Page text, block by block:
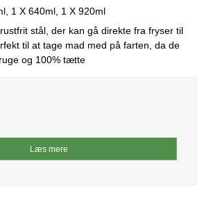
1 X 640ml, 1 X 920ml
stål, der kan gå direkte fra fryser til
til at tage mad med på farten, da de
og 100% tætte
Læs mere